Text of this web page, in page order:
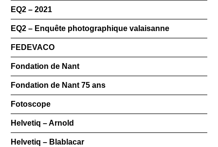
EQ2 – 2021
EQ2 – Enquête photographique valaisanne
FEDEVACO
Fondation de Nant
Fondation de Nant 75 ans
Fotoscope
Helvetiq – Arnold
Helvetiq – Blablacar